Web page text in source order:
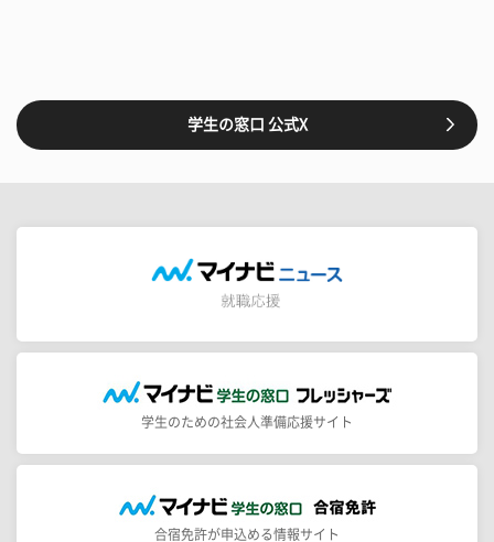
学生の窓口 公式X
学生のための社会人準備応援サイト
合宿免許が申込める情報サイト